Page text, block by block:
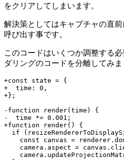
をクリアしてしまいます。
解決策としてはキャプチャの直
呼び出す事です。
このコードはいくつか調整する
ダリングのコードを分離してみま
+const state = {
+  time: 0,
+};
-function render(time) {
-  time *= 0.001;
+function render() {
if
const canvas =
camera.aspect =